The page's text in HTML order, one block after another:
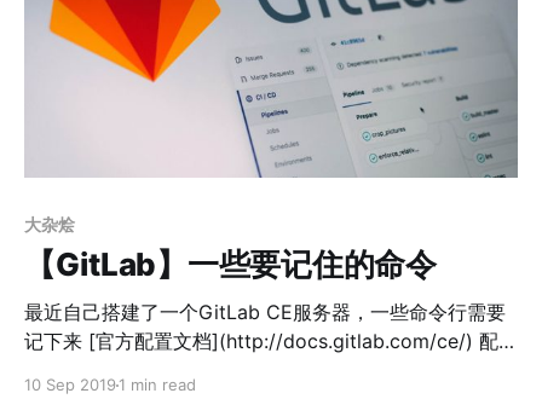
大杂烩
【GitLab】一些要记住的命令
最近自己搭建了一个GitLab CE服务器，一些命令行需要
记下来 [官方配置文档](http://docs.gitlab.com/ce/) 配置
10 Sep 2019 1 min read